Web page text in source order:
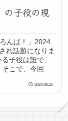
の子役の現
んぱ！」2024
れ話題になりま
子役は誰で、
こで、今回は
2024.08.23